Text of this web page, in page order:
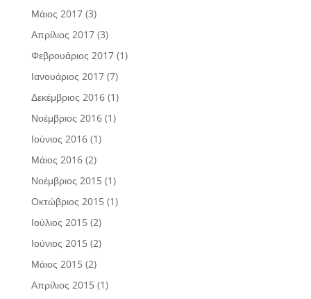
Μάιος 2017(3)
Απρίλιος 2017(3)
Φεβρουάριος 2017(1)
Ιανουάριος 2017(7)
Δεκέμβριος 2016(1)
Νοέμβριος 2016(1)
Ιούνιος 2016(1)
Μάιος 2016(2)
Νοέμβριος 2015(1)
Οκτώβριος 2015(1)
Ιούλιος 2015(2)
Ιούνιος 2015(2)
Μάιος 2015(2)
Απρίλιος 2015(1)